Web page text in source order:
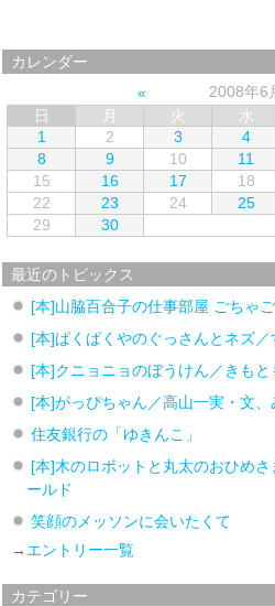
カレンダー
2008年6
日
月 火 水
1
2 3 4
8
9 10 11
15
16 17 18
22
23 24 25
29
30
最近のトピックス
[本]山脇百合子の仕事部屋 ごちゃ
[本]ぱくぱくやのぐっさんとネズ
[本]クニョニョのぼうけん／きもと
[本]がっぴちゃん／高山一実・文
住友銀行の「ゆきんこ」
[本]木のロボットと丸太のおひめ
ールド
笑顔のメッソンに会いたくて
→ エントリー一覧
カテゴリー